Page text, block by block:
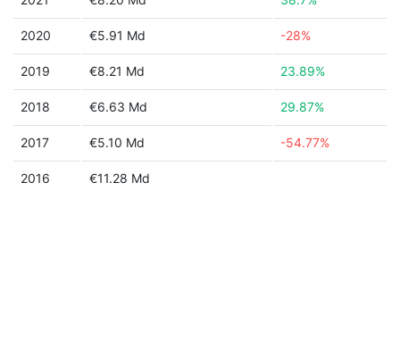
2020 €5.91 Md -28%
2019 €8.21 Md 23.89%
2018 €6.63 Md 29.87%
2017 €5.10 Md -54.77%
2016 €11.28 Md